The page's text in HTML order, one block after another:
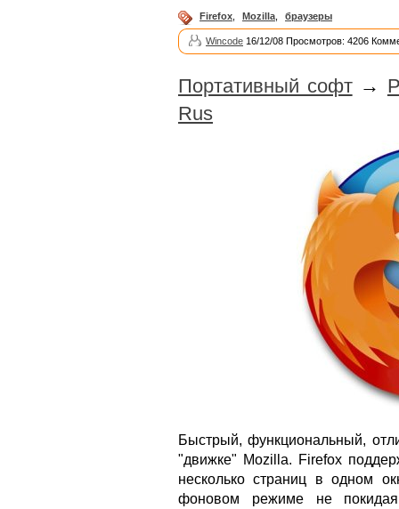
Firefox, Mozilla, браузеры
Wincode 16/12/08 Просмотров: 4206
Портативный софт→
Rus
Быстрый, функциональный,
"движке" Mozilla. Firefox
несколько страниц в одном
фоновом режиме не